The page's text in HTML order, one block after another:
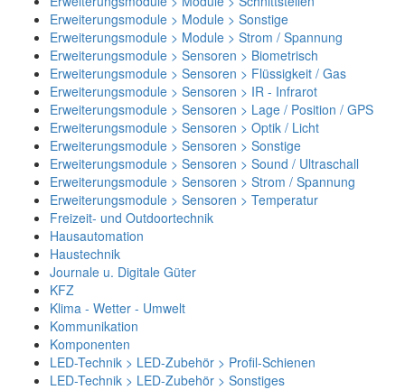
Erweiterungsmodule > Module > Sonstige
Erweiterungsmodule > Module > Strom / Spannung
Erweiterungsmodule > Sensoren > Biometrisch
Erweiterungsmodule > Sensoren > Flüssigkeit / Gas
Erweiterungsmodule > Sensoren > IR - Infrarot
Erweiterungsmodule > Sensoren > Lage / Position / GPS
Erweiterungsmodule > Sensoren > Optik / Licht
Erweiterungsmodule > Sensoren > Sonstige
Erweiterungsmodule > Sensoren > Sound / Ultraschall
Erweiterungsmodule > Sensoren > Strom / Spannung
Erweiterungsmodule > Sensoren > Temperatur
Freizeit- und Outdoortechnik
Hausautomation
Haustechnik
Journale u. Digitale Güter
KFZ
Klima - Wetter - Umwelt
Kommunikation
Komponenten
LED-Technik > LED-Zubehör > Profil-Schienen
LED-Technik > LED-Zubehör > Sonstiges